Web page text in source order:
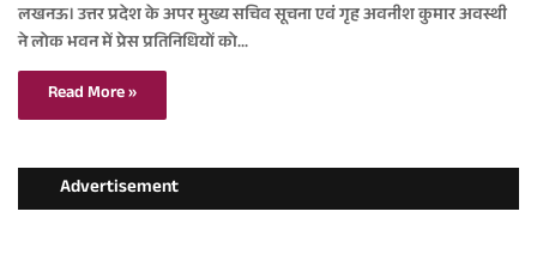
लखनऊ। उत्तर प्रदेश के अपर मुख्य सचिव सूचना एवं गृह अवनीश कुमार अवस्थी
ने लोक भवन में प्रेस प्रतिनिधियों को…
Read More »
Advertisement